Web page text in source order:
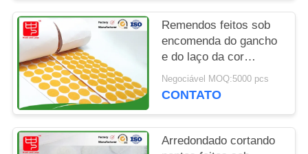
Remendos feitos sob
encomenda do gancho
e do laço da cor
alaranjada que
embalam no rolo Eco
Negociável MOQ:5000 pcs
CONTATO
Arredondado cortando